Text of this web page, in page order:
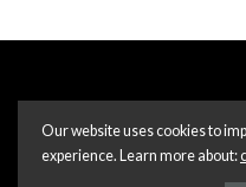
Our website uses cookies to
experience. Learn more about: